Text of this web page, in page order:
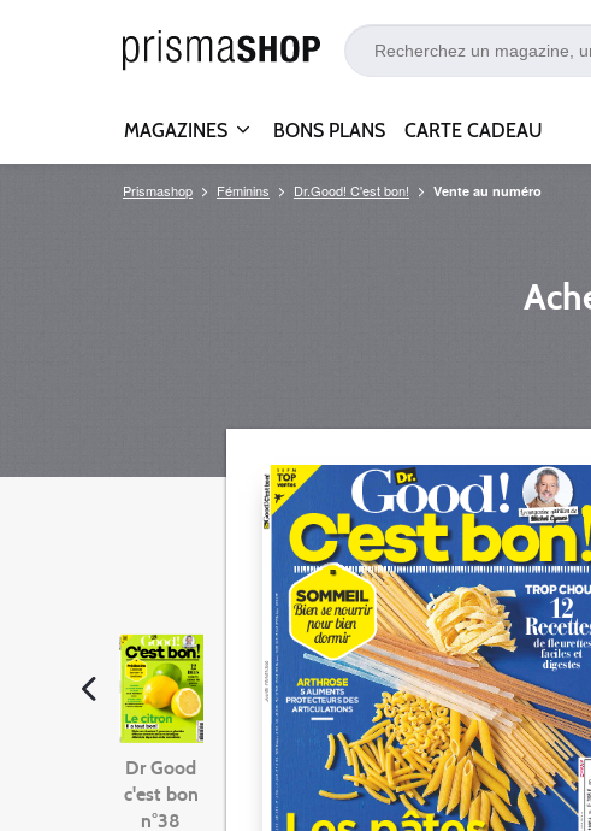
MAGAZINES BONS PLANS CARTE CADEAU
Prismashop Féminins Dr.Good! C'est bon! Vente au numéro
Dr Good
c'est bon
n°38